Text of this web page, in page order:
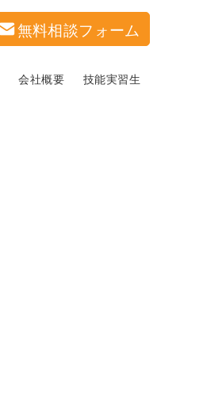
無料相談フォーム
会社概要 技能実習生